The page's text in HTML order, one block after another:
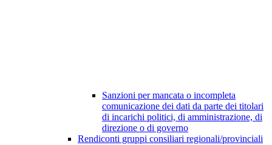
Sanzioni per mancata o incompleta
comunicazione dei dati da parte dei titolari
di incarichi politici, di amministrazione, di
direzione o di governo
Rendiconti gruppi consiliari regionali/provinciali